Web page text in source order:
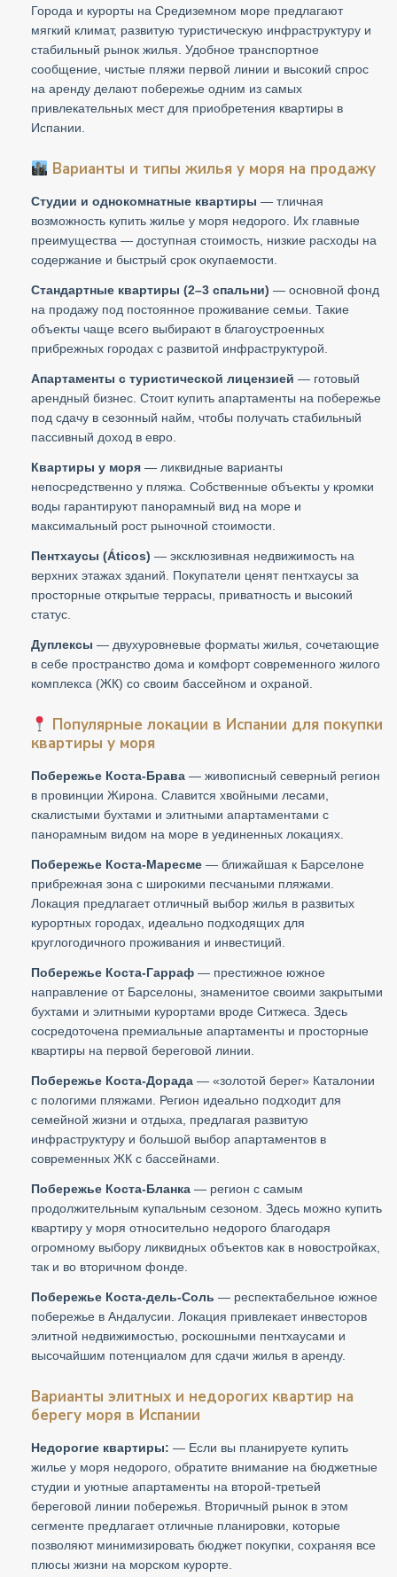
Города и курорты на Средиземном море предлагают
мягкий климат, развитую туристическую инфраструктуру и
стабильный рынок жилья. Удобное транспортное
сообщение, чистые пляжи первой линии и высокий спрос
на аренду делают побережье одним из самых
привлекательных мест для приобретения квартиры в
Испании.
Варианты и типы жилья у моря на продажу
Студии и однокомнатные квартиры — тличная
возможность купить жилье у моря недорого. Их главные
преимущества — доступная стоимость, низкие расходы на
содержание и быстрый срок окупаемости.
Стандартные квартиры (2–3 спальни) — основной фонд
на продажу под постоянное проживание семьи. Такие
объекты чаще всего выбирают в благоустроенных
прибрежных городах с развитой инфраструктурой.
Апартаменты с туристической лицензией — готовый
арендный бизнес. Стоит купить апартаменты на побережье
под сдачу в сезонный найм, чтобы получать стабильный
пассивный доход в евро.
Квартиры у моря — ликвидные варианты
непосредственно у пляжа. Собственные объекты у кромки
воды гарантируют панорамный вид на море и
максимальный рост рыночной стоимости.
Пентхаусы (Áticos) — эксклюзивная недвижимость на
верхних этажах зданий. Покупатели ценят пентхаусы за
просторные открытые террасы, приватность и высокий
статус.
Дуплексы — двухуровневые форматы жилья, сочетающие
в себе пространство дома и комфорт современного жилого
комплекса (ЖК) со своим бассейном и охраной.
Популярные локации в Испании для покупки
квартиры у моря
Побережье Коста-Брава — живописный северный регион
в провинции Жирона. Славится хвойными лесами,
скалистыми бухтами и элитными апартаментами с
панорамным видом на море в уединенных локациях.
Побережье Коста-Маресме — ближайшая к Барселоне
прибрежная зона с широкими песчаными пляжами.
Локация предлагает отличный выбор жилья в развитых
курортных городах, идеально подходящих для
круглогодичного проживания и инвестиций.
Побережье Коста-Гарраф — престижное южное
направление от Барселоны, знаменитое своими закрытыми
бухтами и элитными курортами вроде Ситжеса. Здесь
сосредоточена премиальные апартаменты и просторные
квартиры на первой береговой линии.
Побережье Коста-Дорада — «золотой берег» Каталонии
с пологими пляжами. Регион идеально подходит для
семейной жизни и отдыха, предлагая развитую
инфраструктуру и большой выбор апартаментов в
современных ЖК с бассейнами.
Побережье Коста-Бланка — регион с самым
продолжительным купальным сезоном. Здесь можно купить
квартиру у моря относительно недорого благодаря
огромному выбору ликвидных объектов как в новостройках,
так и во вторичном фонде.
Побережье Коста-дель-Соль — респектабельное южное
побережье в Андалусии. Локация привлекает инвесторов
элитной недвижимостью, роскошными пентхаусами и
высочайшим потенциалом для сдачи жилья в аренду.
Варианты элитных и недорогих квартир на
берегу моря в Испании
Недорогие квартиры: — Если вы планируете купить
жилье у моря недорого, обратите внимание на бюджетные
студии и уютные апартаменты на второй-третьей
береговой линии побережья. Вторичный рынок в этом
сегменте предлагает отличные планировки, которые
позволяют минимизировать бюджет покупки, сохраняя все
плюсы жизни на морском курорте.